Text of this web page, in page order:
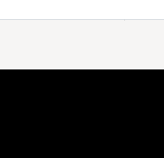
खाता रखना जरूरी होगा, ताकि